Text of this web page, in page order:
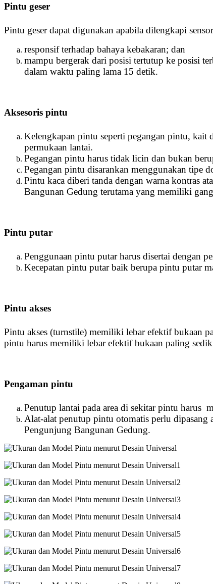
Pintu geser
Pintu geser dapat digunakan apabila dilengkapi
responsif terhadap bahaya kebakaran; dan
mampu bergerak dari posisi tertutup ke posisi
dalam waktu paling lama 15 detik.
Aksesoris pintu
Kelengkapan pintu seperti pegangan pintu, kait
permukaan lantai.
Pegangan pintu harus tidak licin dan bukan
Pegangan pintu disarankan menggunakan tipe
Pintu kaca diberi tanda dengan warna kontras
Bangunan Gedung terutama yang memiliki
Pintu putar
Penggunaan pintu putar harus disertai dengan
Kecepatan pintu putar baik berupa pintu putar
Pintu akses
Pintu akses (turnstile) memiliki lebar efektif bukaan
pintu harus memiliki lebar efektif bukaan paling
Pengaman pintu
Penutup lantai pada area di sekitar pintu harus
Alat-alat penutup pintu otomatis perlu dipasang
Pengunjung Bangunan Gedung.